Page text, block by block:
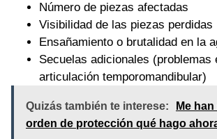
Número de piezas afectadas
Visibilidad de las piezas perdidas
Ensañamiento o brutalidad en la
Secuelas adicionales (problemas
articulación temporomandibular)
Quizás también te interese:
Me
orden de protección qué hago